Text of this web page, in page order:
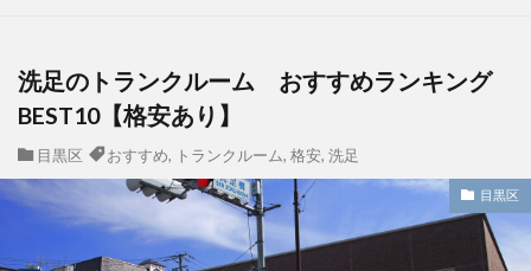
洗足のトランクルーム おすすめランキング
BEST10【格安あり】
目黒区 おすすめ, トランクルーム, 格安, 洗足
目黒区